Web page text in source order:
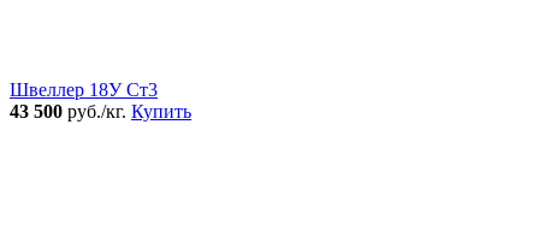
Швеллер 18У Ст3
43 500 руб./кг. Купить